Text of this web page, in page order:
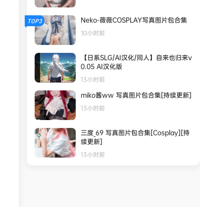
TOP3 Neko-薇薇COSPLAY写真图片包合集
10小时前
【日系SLG/AI汉化/同人】自来也归来v
0.05 AI汉化版
13小时前
miko酱ww 写真图片包合集[持续更新]
13小时前
三度_69 写真图片包合集[Cosplay][持
续更新]
13小时前